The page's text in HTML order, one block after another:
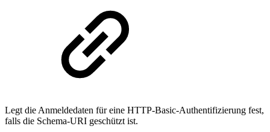
Legt die Anmeldedaten für eine HTTP-Basic-Authentifizierung fest,
falls die Schema-URI geschützt ist.